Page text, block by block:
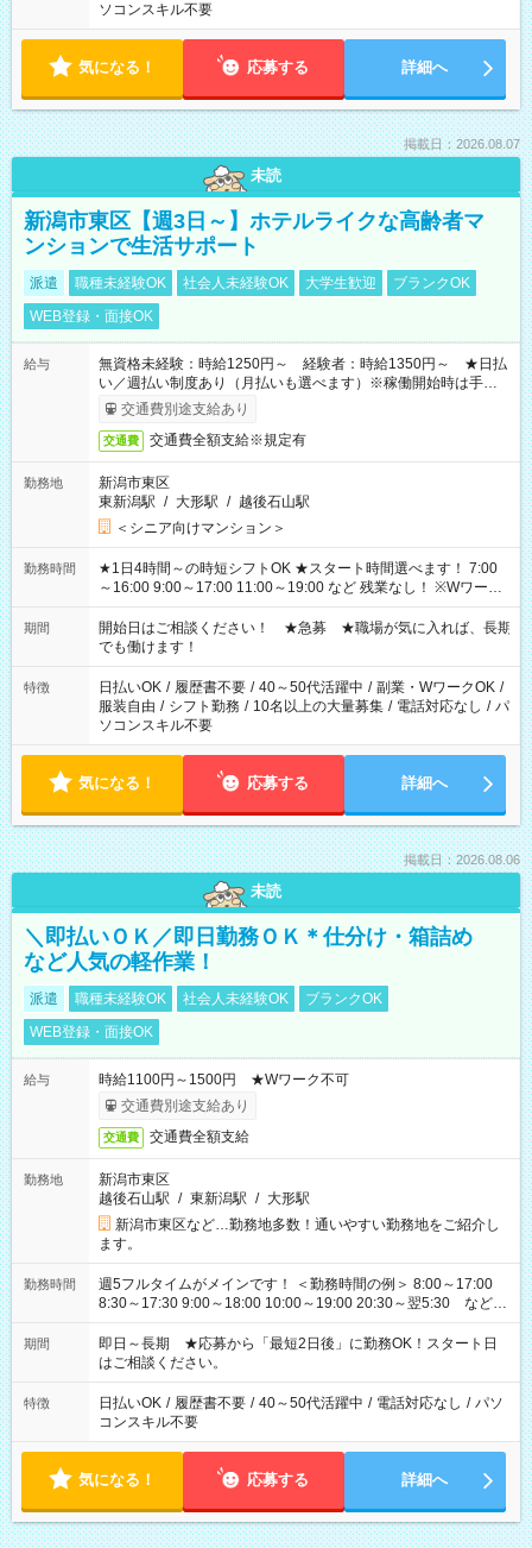
ソコンスキル不要
気になる！ 応募する 詳細へ
掲載日：2026.08.07
未読
新潟市東区【週3日～】ホテルライクな高齢者マ
ンションで生活サポート
派遣 職種未経験OK 社会人未経験OK 大学生歓迎
ブランクOK
WEB登録・面接OK
給与
無資格未経験：時給1250円～ 経験者：時給1350円～ ★日払
い／週払い制度あり（月払いも選べます）※稼働開始時は手続き
完了次第のお支払いとなります。
交通費別途支給あり
交通費 交通費全額支給※規定有
勤務地
新潟市東区
東新潟駅 / 大形駅 / 越後石山駅
＜シニア向けマンション＞
勤務時間
★1日4時間～の時短シフトOK ★スタート時間選べます！ 7:00
～16:00 9:00～17:00 11:00～19:00 など 残業なし！ ※Wワーク
の場合、他のお仕事と合わせ週40時間超の就業はご案内できま
せん ※法令に基づき、週20時間以上勤務は社会保険への加入対
象となります ※労働者派遣法（日雇い派遣の原則禁止）によ
り、短時間・短期間の就業はご案内が難しい場合があります
期間
開始日はご相談ください！ ★急募 ★職場が気に入れば、長期
でも働けます！
特徴 日払いOK / 履歴書不要 / 40～50代活躍中 / 副業・WワークOK /
服装自由 / シフト勤務 / 10名以上の大量募集 / 電話対応なし / パ
ソコンスキル不要
気になる！ 応募する 詳細へ
掲載日：2026.08.06
未読
＼即払いＯＫ／即日勤務ＯＫ＊仕分け・箱詰め
など人気の軽作業！
派遣 職種未経験OK 社会人未経験OK
ブランクOK
WEB登録・面接OK
給与
時給1100円～1500円 ★Wワーク不可
交通費別途支給あり
交通費 交通費全額支給
勤務地
新潟市東区
越後石山駅 / 東新潟駅 / 大形駅
新潟市東区など…勤務地多数！通いやすい勤務地をご紹介し
ます。
勤務時間
週5フルタイムがメインです！ ＜勤務時間の例＞ 8:00～17:00
8:30～17:30 9:00～18:00 10:00～19:00 20:30～翌5:30 など ★
その他にも勤務時間多数！ 日勤のみ、残業なし、交替制など
ご希望を教えてください！
期間
即日～長期 ★応募から「最短2日後」に勤務OK！スタート日
はご相談ください。
特徴 日払いOK / 履歴書不要 / 40～50代活躍中 / 電話対応なし / パソ
コンスキル不要
気になる！ 応募する 詳細へ